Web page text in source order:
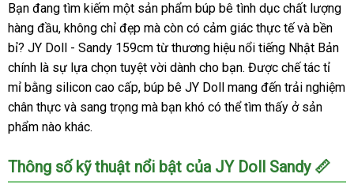
Bạn đang tìm kiếm một sản phẩm búp bê tình dục chất lượng
hàng đầu, không chỉ đẹp mà còn có cảm giác thực tế và bền
bỉ? JY Doll - Sandy 159cm từ thương hiệu nổi tiếng Nhật Bản
chính là sự lựa chọn tuyệt vời dành cho bạn. Được chế tác tỉ
mỉ bằng silicon cao cấp, búp bê JY Doll mang đến trải nghiệm
chân thực và sang trọng mà bạn khó có thể tìm thấy ở sản
phẩm nào khác.
Thông số kỹ thuật nổi bật của JY Doll Sandy 📏